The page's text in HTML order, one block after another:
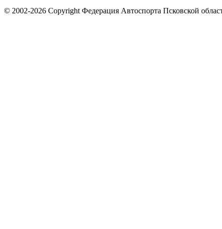
© 2002-2026 Copyright Федерация Автоспорта Псковской